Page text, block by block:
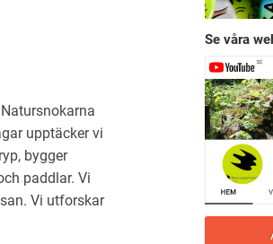
upptäcker vi
bygger
paddlar. Vi
Vi utforskar
Se våra